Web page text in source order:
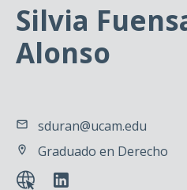
Silvia
Alonso
sduran@ucam.edu
Graduado en Derecho